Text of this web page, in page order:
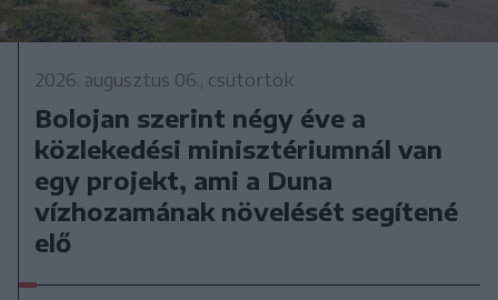
2026. augusztus 06., csütörtök
Bolojan szerint négy éve a
közlekedési minisztériumnál van
egy projekt, ami a Duna
vízhozamának növelését segítené
elő